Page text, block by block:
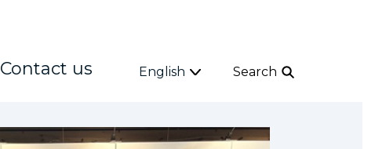
Contact us English Search